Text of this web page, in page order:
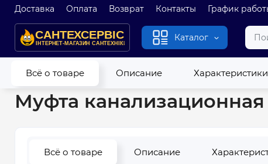
Доставка Оплата Возврат Контакты График
Каталог
Всё о товаре Описание Характеристики
Главная Канализация Канализационные трубы и фитинги
Муфта канализационная
Всё о товаре Описание